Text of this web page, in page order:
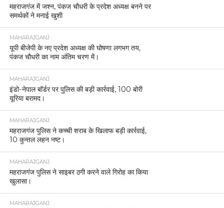
महराजगंज में जश्न, पंकज चौधरी के प्रदेश अध्यक्ष बनने पर
समर्थकों ने मनाई खुशी
MAHARAJGANJ
यूपी बीजेपी के नए प्रदेश अध्यक्ष की घोषणा लगभग तय,
पंकज चौधरी का नाम अंतिम चरण में।
MAHARAJGANJ
इंडो-नेपाल बॉर्डर पर पुलिस की बड़ी कार्रवाई, 100 बोरी
यूरिया बरामद।
MAHARAJGANJ
महराजगंज पुलिस ने कच्ची शराब के खिलाफ बड़ी कार्रवाई,
10 कुन्तल लहन नष्ट।
MAHARAJGANJ
महराजगंज पुलिस ने साइबर ठगी करने वाले गिरोह का किया
खुलासा।
MAHARAJGANJ